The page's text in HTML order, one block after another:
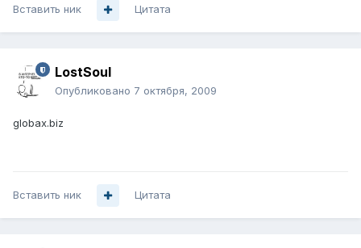
Вставить ник Цитата
LostSoul
Опубликовано 7 октября, 2009
globax.biz
Вставить ник Цитата